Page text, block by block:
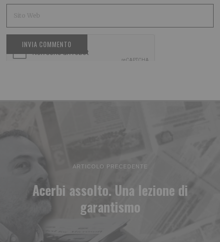
ARTICOLO PRECEDENTE
Acerbi assolto. Una lezione di
garantismo